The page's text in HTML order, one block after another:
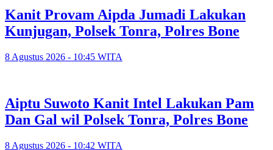
Kanit Provam Aipda Jumadi Lakukan
Kunjugan, Polsek Tonra, Polres Bone
8 Agustus 2026 - 10:45 WITA
Aiptu Suwoto Kanit Intel Lakukan Pam
Dan Gal wil Polsek Tonra, Polres Bone
8 Agustus 2026 - 10:42 WITA